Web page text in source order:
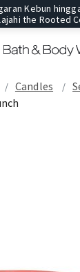
Kebun
the Rooted
Candles